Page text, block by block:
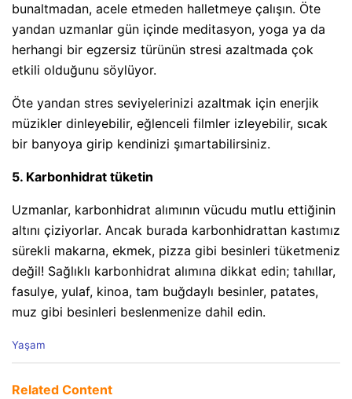
bunaltmadan, acele etmeden halletmeye çalışın. Öte
yandan uzmanlar gün içinde meditasyon, yoga ya da
herhangi bir egzersiz türünün stresi azaltmada çok
etkili olduğunu söylüyor.
Öte yandan stres seviyelerinizi azaltmak için enerjik
müzikler dinleyebilir, eğlenceli filmler izleyebilir, sıcak
bir banyoya girip kendinizi şımartabilirsiniz.
5. Karbonhidrat tüketin
Uzmanlar, karbonhidrat alımının vücudu mutlu ettiğinin
altını çiziyorlar. Ancak burada karbonhidrattan kastımız
sürekli makarna, ekmek, pizza gibi besinleri tüketmeniz
değil! Sağlıklı karbonhidrat alımına dikkat edin; tahıllar,
fasulye, yulaf, kinoa, tam buğdaylı besinler, patates,
muz gibi besinleri beslenmenize dahil edin.
C
e
Yaşam
Related Content